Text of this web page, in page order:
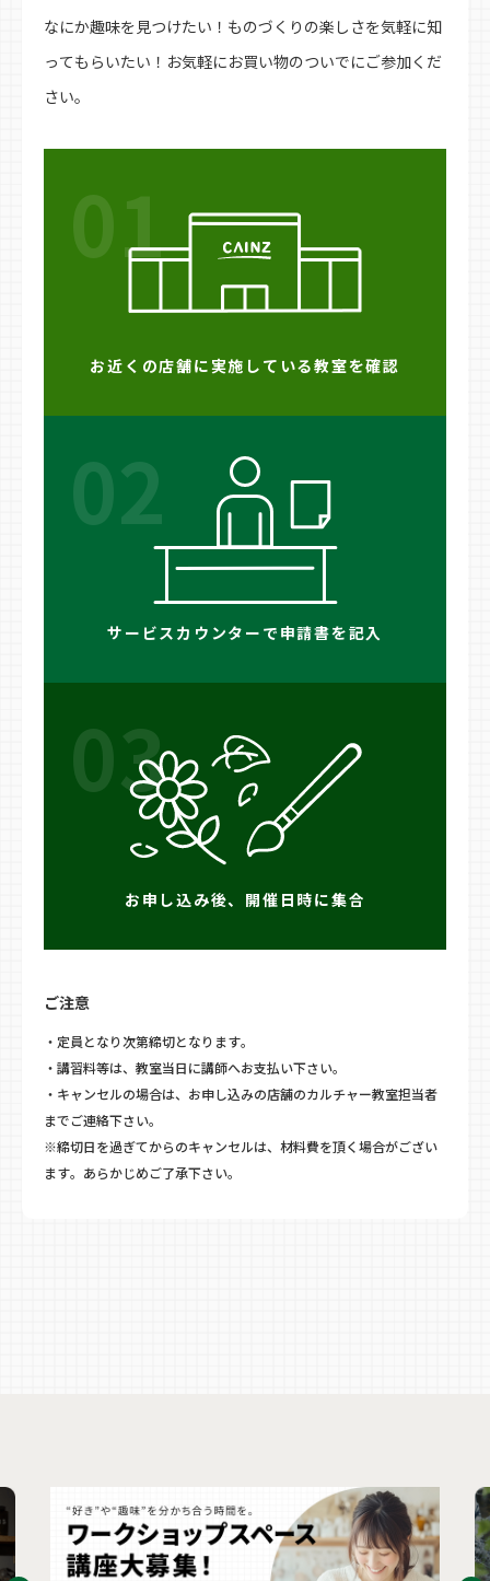
なにか趣味を見つけたい！ものづくりの楽しさを気軽に知
ってもらいたい！お気軽にお買い物のついでにご参加くだ
さい。
01
お近くの店舗に実施している教室を確認
02
サービスカウンターで申請書を記入
03
お申し込み後、開催日時に集合
ご注意
・定員となり次第締切となります。
・講習料等は、教室当日に講師へお支払い下さい。
・キャンセルの場合は、お申し込みの店舗のカルチャー教室担当者
までご連絡下さい。
※締切日を過ぎてからのキャンセルは、材料費を頂く場合がござい
ます。あらかじめご了承下さい。